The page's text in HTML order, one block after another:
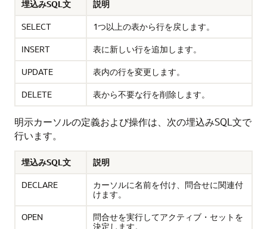
埋込みSQL文
説明
SELECT
1つ以上の表から行を戻します。
INSERT
表に新しい行を追加します。
UPDATE
表内の行を変更します。
DELETE
表から不要な行を削除します。
明示カーソルの定義および操作は、次の埋込みSQL文で
行います。
埋込みSQL文
説明
DECLARE
カーソルに名前を付け、問合せに関連付
けます。
OPEN
問合せを実行してアクティブ・セットを
決定します。